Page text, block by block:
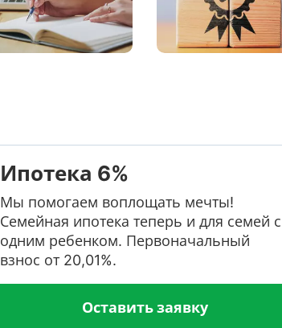
Ипотека 6%
Мы помогаем воплощать мечты!
Семейная ипотека теперь и для семей с
одним ребенком. Первоначальный
взнос от 20,01%.
Оставить заявку